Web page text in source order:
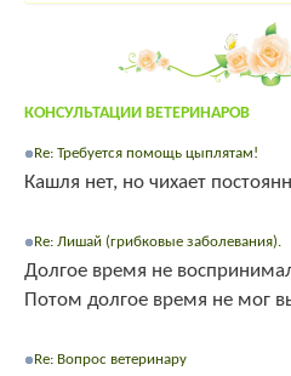
КОНСУЛЬТАЦИИ ВЕТЕРИНАРОВ
Re: Требуется помощь цыплятам!
Кашля нет, но чихает
Re: Лишай (грибковые заболевания).
Долгое время не
Потом долгое время не мог
Re: Вопрос ветеринару